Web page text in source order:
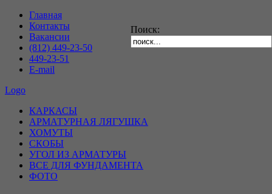
Главная
Контакты
Вакансии
(812) 449-23-50
449-23-51
E-mail
Logo
КАРКАСЫ
АРМАТУРНАЯ ЛЯГУШКА
ХОМУТЫ
СКОБЫ
УГОЛ ИЗ АРМАТУРЫ
ВСЕ ДЛЯ ФУНДАМЕНТА
ФОТО
Поиск: